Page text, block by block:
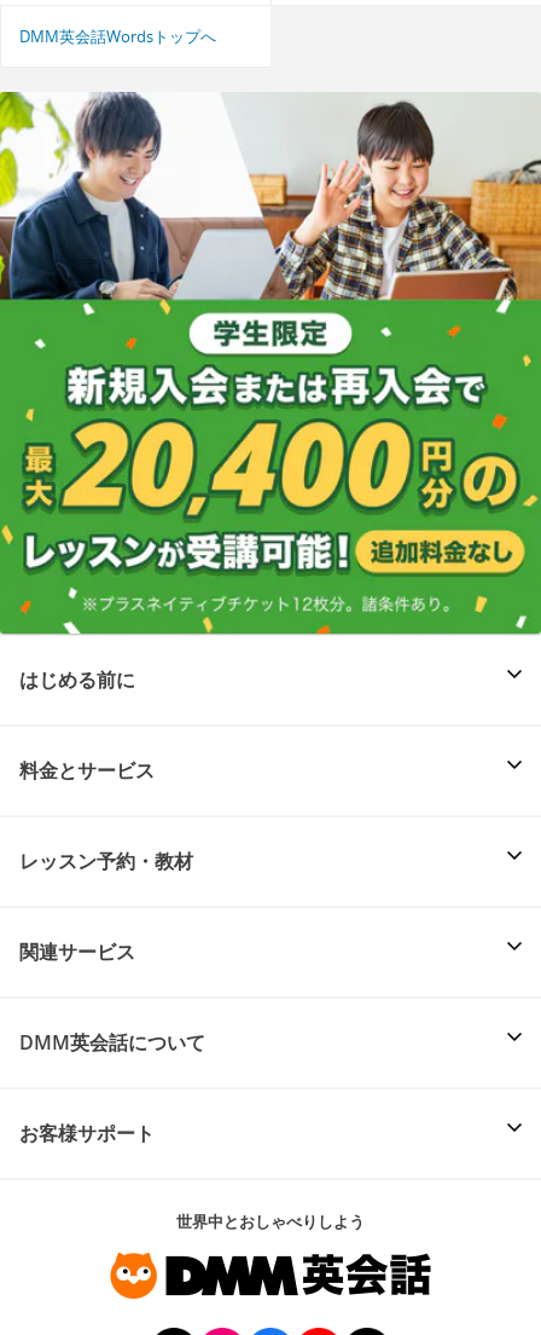
DMM英会話Wordsトップへ
はじめる前に
料金とサービス
レッスン予約・教材
関連サービス
DMM英会話について
お客様サポート
世界中とおしゃべりしよう